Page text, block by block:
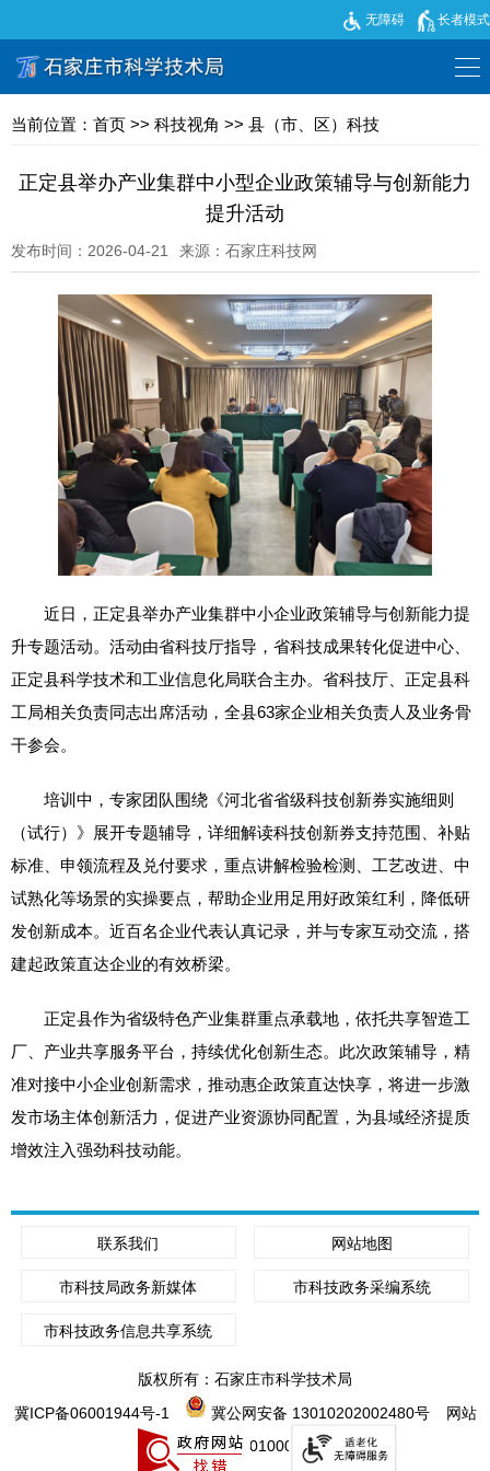
无障碍 长者模式
当前位置： 首页 >> 科技视角 >> 县（市、区）科技
正定县举办产业集群中小型企业政策辅导与创新能力
提升活动
发布时间：2026-04-21 来源：石家庄科技网
近日，正定县举办产业集群中小企业政策辅导与创新能力提
升专题活动。活动由省科技厅指导，省科技成果转化促进中心、
正定县科学技术和工业信息化局联合主办。省科技厅、正定县科
工局相关负责同志出席活动，全县63家企业相关负责人及业务骨
干参会。
培训中，专家团队围绕《河北省省级科技创新券实施细则
（试行）》展开专题辅导，详细解读科技创新券支持范围、补贴
标准、申领流程及兑付要求，重点讲解检验检测、工艺改进、中
试熟化等场景的实操要点，帮助企业用足用好政策红利，降低研
发创新成本。近百名企业代表认真记录，并与专家互动交流，搭
建起政策直达企业的有效桥梁。
正定县作为省级特色产业集群重点承载地，依托共享智造工
厂、产业共享服务平台，持续优化创新生态。此次政策辅导，精
准对接中小企业创新需求，推动惠企政策直达快享，将进一步激
发市场主体创新活力，促进产业资源协同配置，为县域经济提质
增效注入强劲科技动能。